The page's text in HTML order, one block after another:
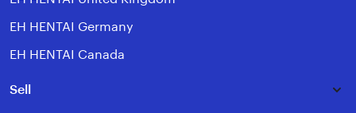
EH HENTAI Germany
EH HENTAI Canada
Sell